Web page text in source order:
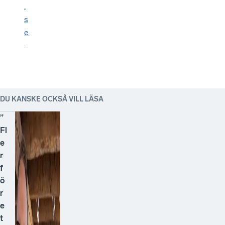
.
s
e
.
DU KANSKE OCKSÅ VILL LÄSA
”
Fl
e
r
f
ö
r
e
t